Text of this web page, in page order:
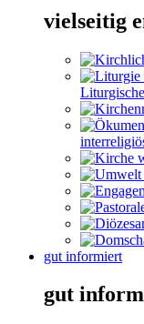
vielseitig
gut informiert
gut